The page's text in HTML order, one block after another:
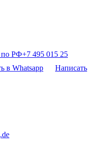
по РФ+7 495 015 25
в Whatsapp
Написать